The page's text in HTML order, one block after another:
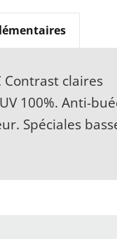
Contrast claires
100%. Anti-
Spéciales